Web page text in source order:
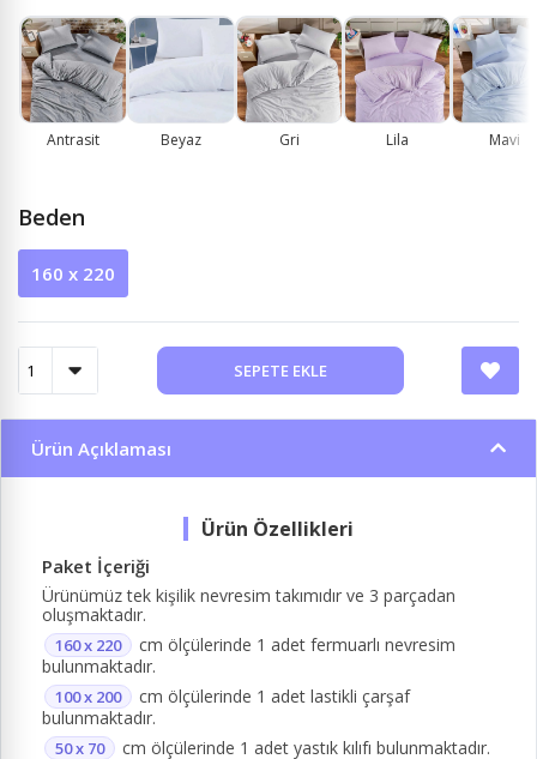
Antrasit Beyaz Gri Lila Mavi
Beden
160 x 220
SEPETE EKLE
Ürün Açıklaması
Paket İçeriği
Ürünümüz tek kişilik nevresim takımıdır ve 3 parçadan
oluşmaktadır.
160 x 220
cm ölçülerinde 1 adet fermuarlı nevresim
bulunmaktadır.
100 x 200
cm ölçülerinde 1 adet lastikli çarşaf
bulunmaktadır.
50 x 70 cm ölçülerinde 1 adet yastık kılıfı bulunmaktadır.